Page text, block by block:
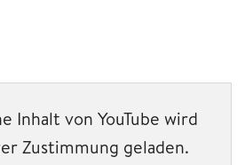
Inhalt von YouTube wird
Zustimmung geladen.